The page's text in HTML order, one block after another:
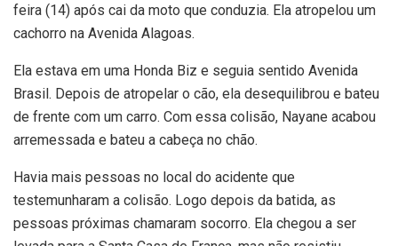
feira (14) após cai da moto que conduzia. Ela atropelou um
cachorro na Avenida Alagoas.
Ela estava em uma Honda Biz e seguia sentido Avenida
Brasil. Depois de atropelar o cão, ela desequilibrou e bateu
de frente com um carro. Com essa colisão, Nayane acabou
arremessada e bateu a cabeça no chão.
Havia mais pessoas no local do acidente que
testemunharam a colisão. Logo depois da batida, as
pessoas próximas chamaram socorro. Ela chegou a ser